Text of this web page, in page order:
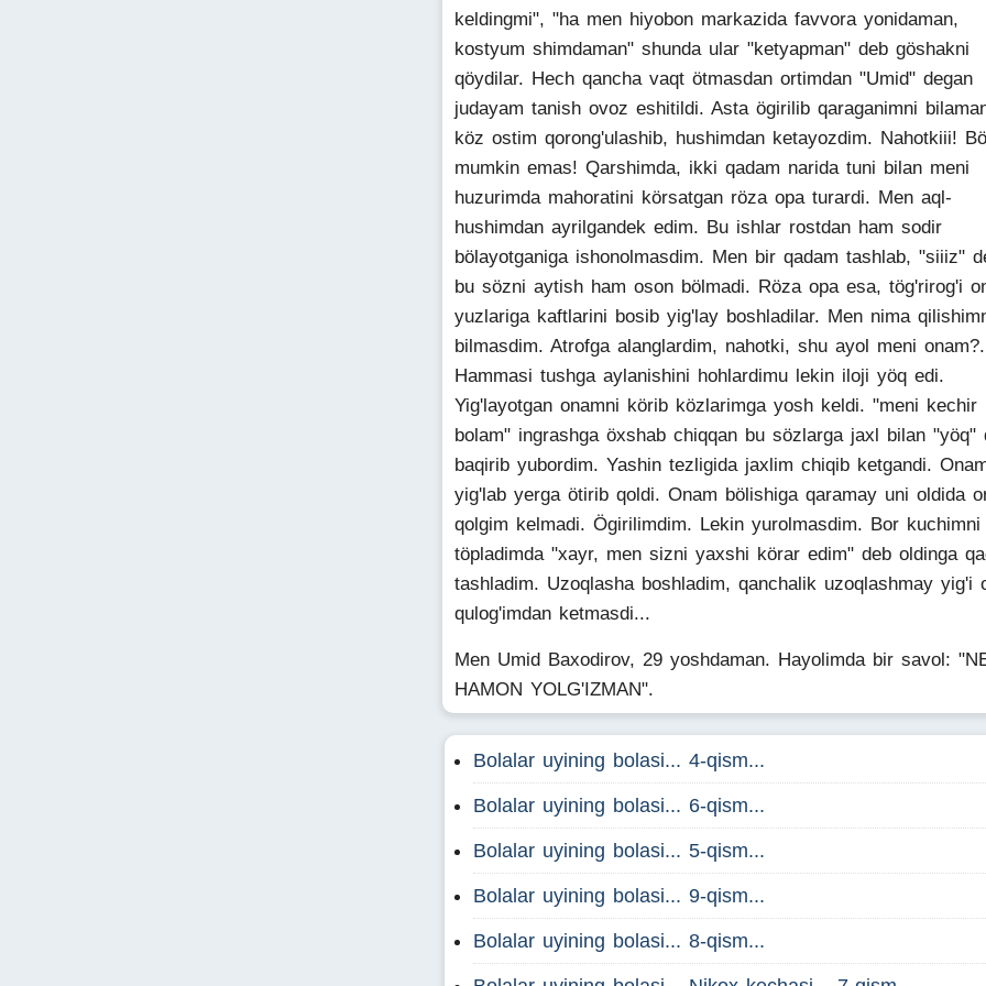
keldingmi", "ha men hiyobon markazida favvora yonidaman,
kostyum shimdaman" shunda ular "ketyapman" deb göshakni
qöydilar. Hech qancha vaqt ötmasdan ortimdan "Umid" degan
judayam tanish ovoz eshitildi. Asta ögirilib qaraganimni
köz ostim qorong'ulashib, hushimdan ketayozdim. Nahotkiii!
mumkin emas! Qarshimda, ikki qadam narida tuni bilan meni
huzurimda mahoratini körsatgan röza opa turardi. Men aql-
hushimdan ayrilgandek edim. Bu ishlar rostdan ham sodir
bölayotganiga ishonolmasdim. Men bir qadam tashlab, "siiiz"
bu sözni aytish ham oson bölmadi. Röza opa esa, tög'rirog'i
yuzlariga kaftlarini bosib yig'lay boshladilar. Men nima
bilmasdim. Atrofga alanglardim, nahotki, shu ayol meni onam?.
Hammasi tushga aylanishini hohlardimu lekin iloji yöq edi.
Yig'layotgan onamni körib közlarimga yosh keldi. "meni kechir
bolam" ingrashga öxshab chiqqan bu sözlarga jaxl bilan "yöq"
baqirib yubordim. Yashin tezligida jaxlim chiqib ketgandi.
yig'lab yerga ötirib qoldi. Onam bölishiga qaramay uni oldida
qolgim kelmadi. Ögirilimdim. Lekin yurolmasdim. Bor kuchimni
töpladimda "xayr, men sizni yaxshi körar edim" deb oldinga
tashladim. Uzoqlasha boshladim, qanchalik uzoqlashmay yig'i
qulog'imdan ketmasdi...
Men Umid Baxodirov, 29 yoshdaman. Hayolimda bir savol:
HAMON YOLG'IZMAN".
Bolalar uyining bolasi... 4-qism...
Bolalar uyining bolasi... 6-qism...
Bolalar uyining bolasi... 5-qism...
Bolalar uyining bolasi... 9-qism...
Bolalar uyining bolasi... 8-qism...